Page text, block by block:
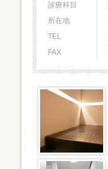
診療科目
所在地
TEL
FAX